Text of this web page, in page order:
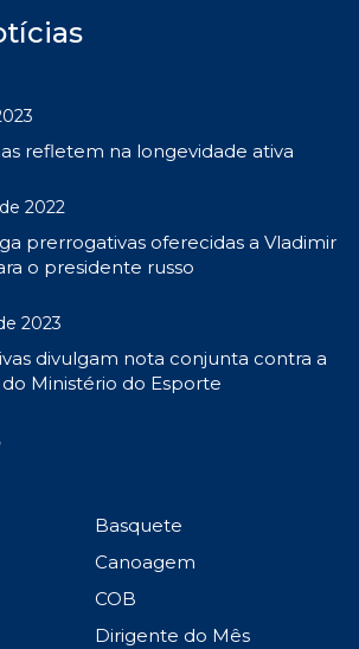
refletem na longevidade ativa
2022
prerrogativas oferecidas a Vladimir
o presidente russo
2023
divulgam nota conjunta contra a
Ministério do Esporte
Basquete
Canoagem
COB
Dirigente do Mês